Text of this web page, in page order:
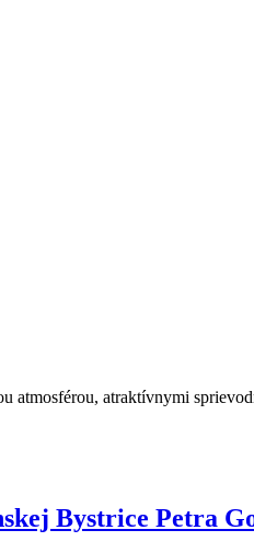
atmosférou, atraktívnymi
Bystrice Petra